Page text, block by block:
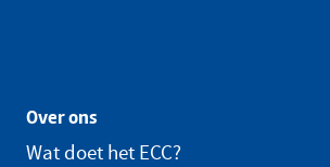
Over ons
Wat doet het ECC?